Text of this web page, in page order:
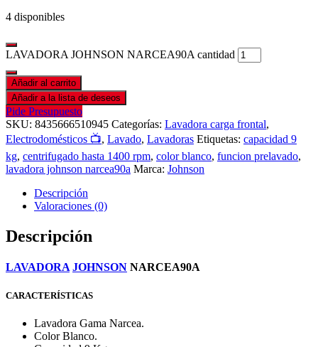
4 disponibles
LAVADORA JOHNSON NARCEA90A cantidad
Añadir al carrito
Añadir a la lista de deseos
Pide Presupuesto
SKU: 8435666510945 Categorías: Lavadora carga frontal,
Electrodomésticos 📺, Lavado, Lavadoras Etiquetas: capacidad 9
kg, centrifugado hasta 1400 rpm, color blanco, funcion prelavado,
lavadora johnson narcea90a Marca: Johnson
Descripción
Valoraciones (0)
Descripción
LAVADORA JOHNSON NARCEA90A
CARACTERÍSTICAS
Lavadora Gama Narcea.
Color Blanco.